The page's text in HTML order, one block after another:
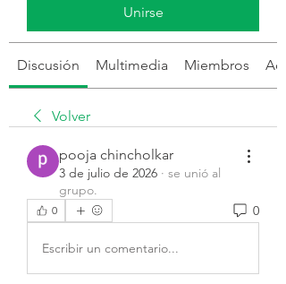
Unirse
Discusión Multimedia Miembros
Volver
pooja chincholkar
3 de julio de 2026 · se unió al
grupo.
0 0
Escribir un comentario...